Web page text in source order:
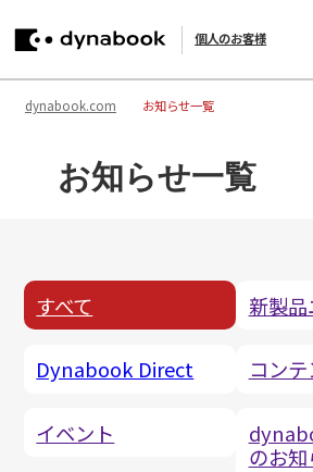
個人のお客様
dynabook.com お知らせ一覧
お知らせ一覧
すべて 新製品
Dynabook Direct コン
イベント
のお知